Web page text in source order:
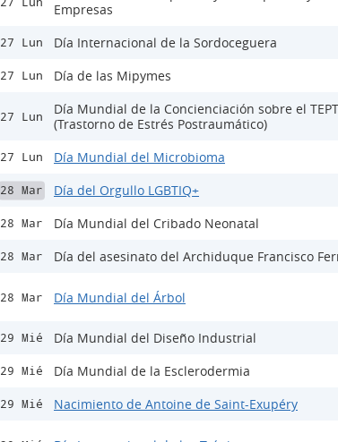
Empresas
27 Lun Día Internacional de la Sordoceguera
27 Lun Día de las Mipymes
27 Lun
Día Mundial de la Concienciación sobre el TEPT
(Trastorno de Estrés Postraumático)
27 Lun Día Mundial del Microbioma
28 Mar Día del Orgullo LGBTIQ+
28 Mar Día Mundial del Cribado Neonatal
28 Mar Día del asesinato del Archiduque Francisco
28 Mar Día Mundial del Árbol
29 Mié Día Mundial del Diseño Industrial
29 Mié Día Mundial de la Esclerodermia
29 Mié Nacimiento de Antoine de Saint-Exupéry